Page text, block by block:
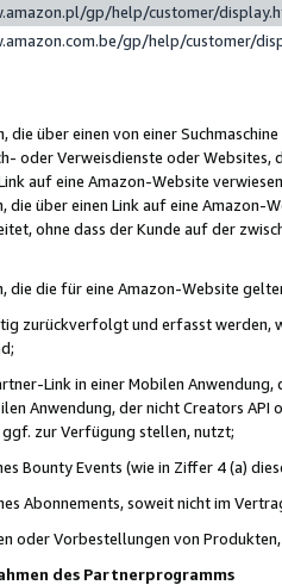
gp/help/customer/
gp/help/customer/
die über einen von einer
oder Verweisdienste oder Websites,
auf eine Amazon-Website
die über einen Link auf eine
ohne dass der Kunde auf der
die die für eine Amazon-Website
zurückverfolgt und erfasst werden,
Link in einer Mobilen
Anwendung, der nicht Creators
zur Verfügung stellen, nutzt;
Bounty Events (wie in Ziffer 4 (a)
Abonnements, soweit nicht im
oder Vorbestellungen von
des Partnerprogramms